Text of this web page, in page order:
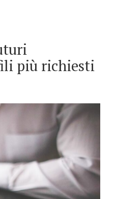
più richiesti